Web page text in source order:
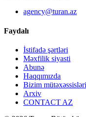
agency@turan.az
Faydalı
İstifadə şərtləri
Məxfilik siyasti
Abunə
Haqqımızda
Bizim
Arxiv
CONTACT AZ